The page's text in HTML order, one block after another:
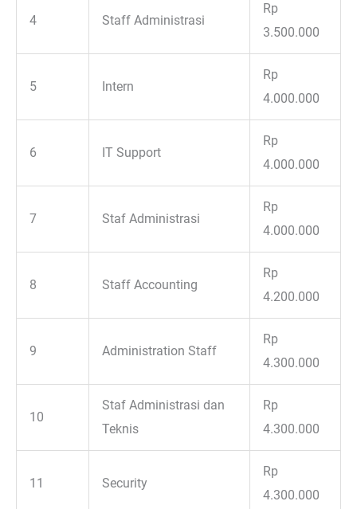
4 Staff Administrasi
Rp
3.500.000
5 Intern
Rp
4.000.000
6 IT Support
Rp
4.000.000
7 Staf Administrasi
Rp
4.000.000
8 Staff Accounting
Rp
4.200.000
9 Administration Staff
Rp
4.300.000
10
Staf Administrasi dan
Teknis
Rp
4.300.000
11 Security
Rp
4.300.000